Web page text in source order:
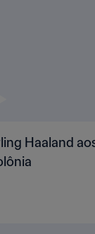
Haaland